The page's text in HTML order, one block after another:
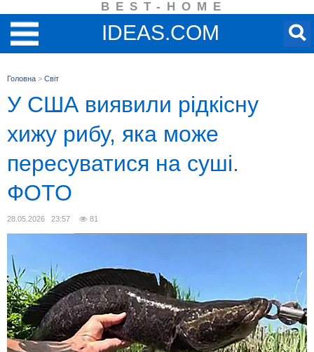
BEST-HOME
IDEAS.COM
Головна > Світ
У США виявили рідкісну
хижу рибу, яка може
пересуватися на суші.
ФОТО
28.05.2026 23:57 81